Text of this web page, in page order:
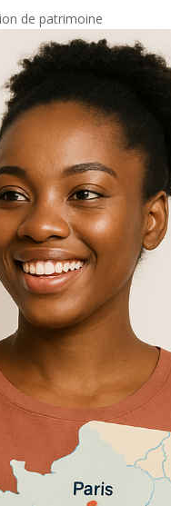
de patrimoine